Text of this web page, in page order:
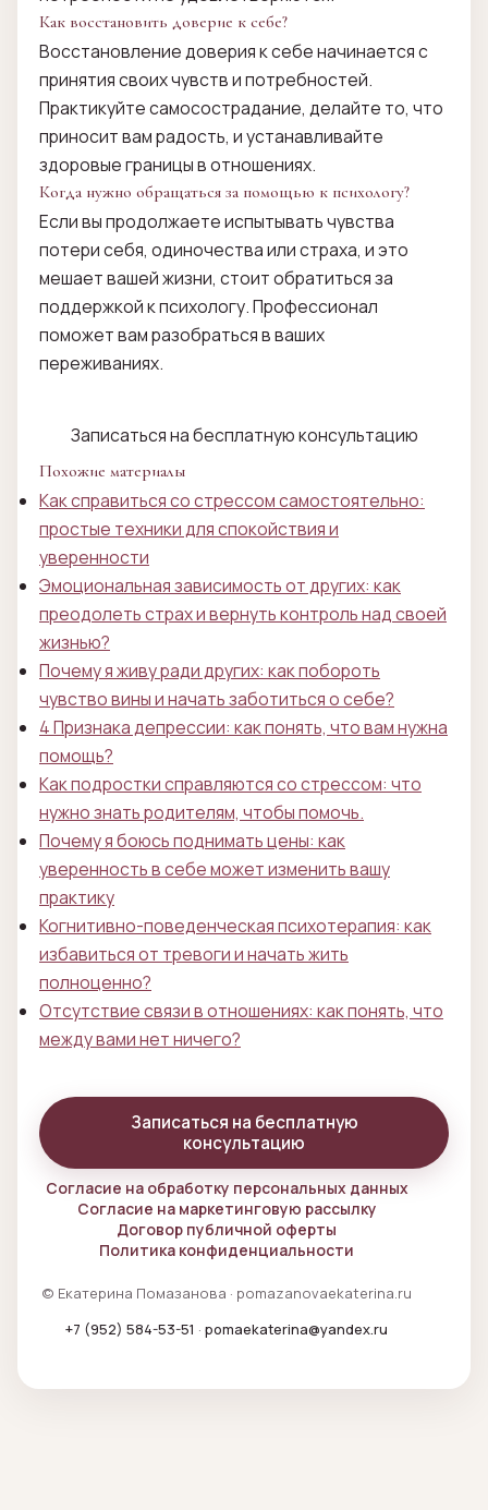
Как восстановить доверие к себе?
Восстановление доверия к себе начинается с
принятия своих чувств и потребностей.
Практикуйте самосострадание, делайте то, что
приносит вам радость, и устанавливайте
здоровые границы в отношениях.
Когда нужно обращаться за помощью к психологу?
Если вы продолжаете испытывать чувства
потери себя, одиночества или страха, и это
мешает вашей жизни, стоит обратиться за
поддержкой к психологу. Профессионал
поможет вам разобраться в ваших
переживаниях.
Записаться на бесплатную консультацию
Похожие материалы
Как справиться со стрессом самостоятельно:
простые техники для спокойствия и
уверенности
Эмоциональная зависимость от других: как
преодолеть страх и вернуть контроль над своей
жизнью?
Почему я живу ради других: как побороть
чувство вины и начать заботиться о себе?
4 Признака депрессии: как понять, что вам нужна
помощь?
Как подростки справляются со стрессом: что
нужно знать родителям, чтобы помочь.
Почему я боюсь поднимать цены: как
уверенность в себе может изменить вашу
практику
Когнитивно-поведенческая психотерапия: как
избавиться от тревоги и начать жить
полноценно?
Отсутствие связи в отношениях: как понять, что
между вами нет ничего?
Записаться на бесплатную
консультацию
Согласие на обработку персональных данных
Согласие на маркетинговую рассылку
Договор публичной оферты
Политика конфиденциальности
© Екатерина Помазанова · pomazanovaekaterina.ru
+7 (952) 584-53-51 · pomaekaterina@yandex.ru